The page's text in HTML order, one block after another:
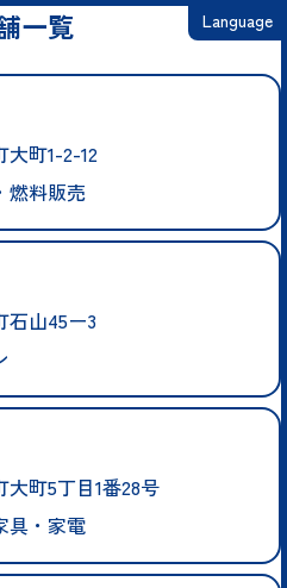
Language
한국어
一覧
町1-2-12
燃料販売
石山45ー3
町5丁目1番28号
具・家電